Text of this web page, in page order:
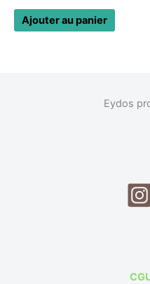
Ajouter au panier
Eydos